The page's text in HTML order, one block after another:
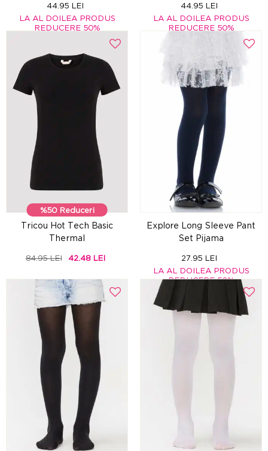
44.95 LEI
LA AL DOILEA PRODUS
REDUCERE 50%
44.95 LEI
LA AL DOILEA PRODUS
REDUCERE 50%
%50 Reduceri
Tricou Hot Tech Basic
Thermal
84.95 LEI 42.48 LEI
Explore Long Sleeve Pant
Set Pijama
27.95 LEI
LA AL DOILEA PRODUS
REDUCERE 50%